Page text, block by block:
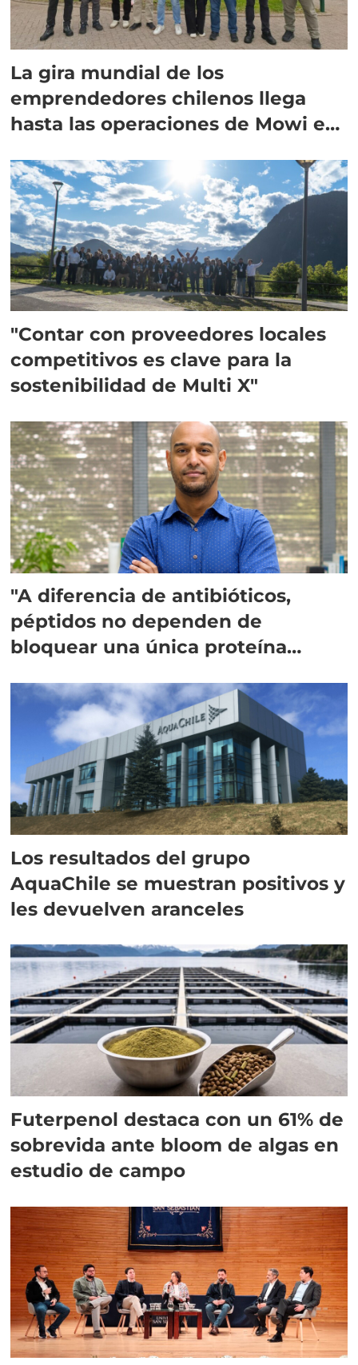
La gira mundial de los
emprendedores chilenos llega
hasta las operaciones de Mowi en
"Contar con proveedores locales
competitivos es clave para la
sostenibilidad de Multi X"
"A diferencia de antibióticos,
péptidos no dependen de
bloquear una única proteína
Los resultados del grupo
AquaChile se muestran positivos y
les devuelven aranceles
Futerpenol destaca con un 61% de
sobrevida ante bloom de algas en
estudio de campo